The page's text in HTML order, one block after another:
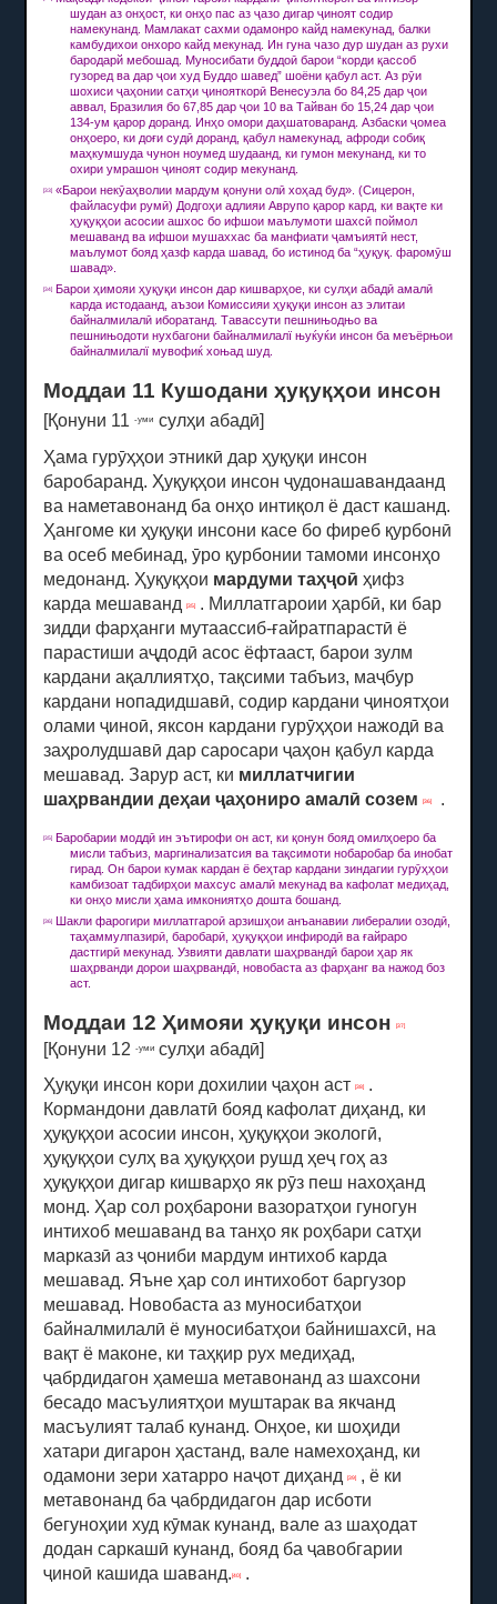
шудан аз онҳост, ки онҳо пас аз ҷазо дигар ҷиноят содир
намекунанд.Мамлакат сахми одамонро кайд намекунад, балки
камбудихои онхоро кайд мекунад.Ин гуна чазо дур шудан аз рухи
бародарй мебошад.Муносибати буддоӣ барои “корди қассоб
гузоред ва дар ҷои худ Буддо шавед” шоёни қабул аст.Аз рӯи
шохиси ҷаҳонии сатҳи ҷинояткорӣ Венесуэла бо 84,25 дар ҷои
аввал, Бразилия бо 67,85 дар ҷои 10 ва Тайван бо 15,24 дар ҷои
134-ум қарор доранд.Инҳо омори даҳшатоваранд.Азбаски ҷомеа
онҳоеро, ки доғи судӣ доранд, қабул намекунад, афроди собиқ
маҳкумшуда чунон ноумед шудаанд, ки гумон мекунанд, ки то
охири умрашон ҷиноят содир мекунанд.
[33] «Барои некӯаҳволии мардум қонуни олӣ хоҳад буд».(Сицерон,
файласуфи румӣ) Додгоҳи адлияи Аврупо қарор кард, ки вақте ки
ҳуқуқҳои асосии ашхос бо ифшои маълумоти шахсӣ поймол
мешаванд ва ифшои мушаххас ба манфиати ҷамъиятӣ нест,
маълумот бояд ҳазф карда шавад, бо истинод ба “ҳуқуқ. фаромӯш
шавад».
[34]
Барои ҳимояи ҳуқуқи инсон дар кишварҳое, ки сулҳи абадӣ амалӣ
карда истодаанд, аъзои Комиссияи ҳуқуқи инсон аз элитаи
байналмилалӣ иборатанд.Тавассути пешнињодњо ва
пешнињодоти нухбагони байналмилалї њуќуќи инсон ба меъёрњои
байналмилалї мувофиќ хоњад шуд.
Моддаи 11 Кушодани ҳуқуқҳои инсон
[Қонуни 11-уми
сулҳи абадӣ]
Ҳама гурӯҳҳои этникӣ дар ҳуқуқи инсон
баробаранд. Ҳуқуқҳои инсон ҷудонашавандаанд
ва наметавонанд ба онҳо интиқол ё даст кашанд.
Ҳангоме ки ҳуқуқи инсони касе бо фиреб қурбонӣ
ва осеб мебинад, ӯро қурбонии тамоми инсонҳо
медонанд. Ҳуқуқҳои мардуми таҳҷоӣ ҳифз
карда мешаванд[35] . Миллатгароии ҳарбӣ, ки бар
зидди фарҳанги мутаассиб-ғайратпарастӣ ё
парастиши аҷдодӣ асос ёфтааст, барои зулм
кардани ақаллиятҳо, тақсими табъиз, маҷбур
кардани нопадидшавӣ, содир кардани ҷиноятҳои
олами ҷиноӣ, яксон кардани гурӯҳҳои нажодӣ ва
заҳролудшавӣ дар саросари ҷаҳон қабул карда
мешавад.Зарур аст, ки миллатчигии
шаҳрвандии деҳаи ҷаҳониро амалӣ созем[36] .
[35]
Баробарии моддӣ ин эътирофи он аст, ки қонун бояд омилҳоеро ба
мисли табъиз, маргинализатсия ва тақсимоти нобаробар ба инобат
гирад.Он барои кумак кардан ё беҳтар кардани зиндагии гурӯҳҳои
камбизоат тадбирҳои махсус амалӣ мекунад ва кафолат медиҳад,
ки онҳо мисли ҳама имкониятҳо дошта бошанд.
[36]
Шакли фарогири миллатгароӣ арзишҳои анъанавии либералии озодӣ,
таҳаммулпазирӣ, баробарӣ, ҳуқуқҳои инфиродӣ ва ғайраро
дастгирӣ мекунад. Узвияти давлати шаҳрвандӣ барои ҳар як
шаҳрванди дорои шаҳрвандӣ, новобаста аз фарҳанг ва нажод боз
аст.
Моддаи 12 Ҳимояи ҳуқуқи инсон[37]
[Қонуни 12-уми сулҳи абадӣ]
Ҳуқуқи инсон кори дохилии ҷаҳон аст[38]
.
Кормандони давлатӣ бояд кафолат диҳанд, ки
ҳуқуқҳои асосии инсон, ҳуқуқҳои экологӣ,
ҳуқуқҳои сулҳ ва ҳуқуқҳои рушд ҳеҷ гоҳ аз
ҳуқуқҳои дигар кишварҳо як рӯз пеш нахоҳанд
монд. Ҳар сол роҳбарони вазоратҳои гуногун
интихоб мешаванд ва танҳо як роҳбари сатҳи
марказӣ аз ҷониби мардум интихоб карда
мешавад. Яъне ҳар сол интихобот баргузор
мешавад. Новобаста аз муносибатҳои
байналмилалӣ ё муносибатҳои байнишахсӣ, на
вақт ё маконе, ки таҳқир рух медиҳад,
ҷабрдидагон ҳамеша метавонанд аз шахсони
бесадо масъулиятҳои муштарак ва якчанд
масъулият талаб кунанд.Онҳое, ки шоҳиди
хатари дигарон ҳастанд, вале намехоҳанд, ки
одамони зери хатарро наҷот диҳанд[39]
, ё ки
метавонанд ба ҷабрдидагон дар исботи
бегуноҳии худ кӯмак кунанд, вале аз шаҳодат
додан саркашӣ кунанд, бояд ба ҷавобгарии
ҷиноӣ кашида шаванд.[40] .